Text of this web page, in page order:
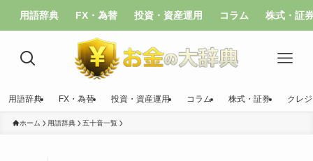
用語辞典 FX・為替 投資・資産運用 コラム 株式・証
用語辞典 FX・為替 投資・資産運用 コラム 株式・証券 クレ
ホーム 用語辞典 五十音一覧